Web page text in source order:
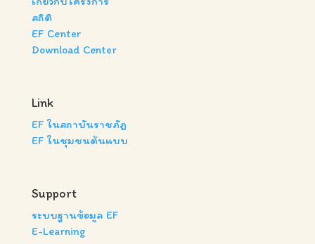
สถิติ
EF Center
Download Center
Link
EF ในสถาบันราชภัฏ
EF ในชุมชนต้นแบบ
Support
ระบบฐานข้อมูล EF
E-Learning